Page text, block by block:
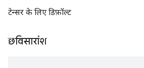
टेन्सर के लिए डिफ़ॉल्ट
छविसारांश